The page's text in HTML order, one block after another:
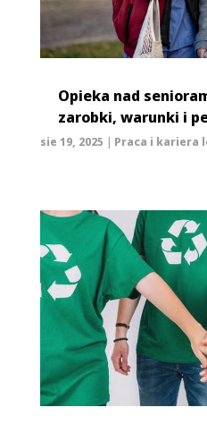
Opieka nad
zarobki, warunki i
sie 19, 2025 | Praca i kariera